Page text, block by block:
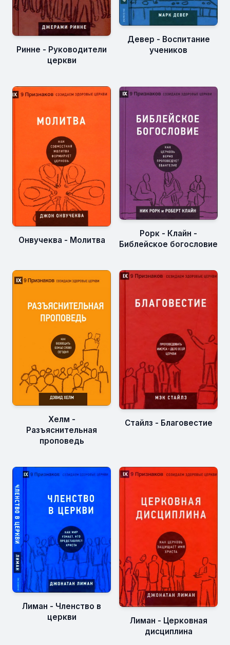
Ринне - Руководители
церкви
Девер - Воспитание
учеников
Онвучеква - Молитва
Рорк - Клайн -
Библейское богословие
Хелм -
Разъяснительная
проповедь
Стайлз - Благовестие
Лиман - Членство в
церкви
Лиман - Церковная
дисциплина